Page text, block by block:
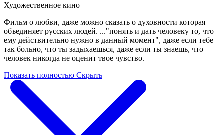
Художественное кино
Фильм о любви, даже можно сказать о духовности которая
объединяет русских людей. ..."понять и дать человеку то, что
ему действительно нужно в данный момент", даже если тебе
так больно, что ты задыхаешься, даже если ты знаешь, что
человек никогда не оценит твое чувство.
Показать полностью Скрыть